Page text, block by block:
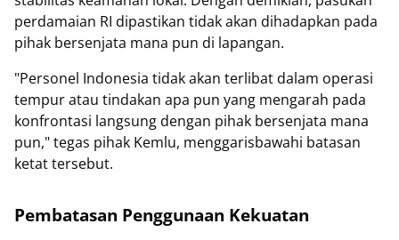
perdamaian RI dipastikan tidak akan dihadapkan pada
pihak bersenjata mana pun di lapangan.
"Personel Indonesia tidak akan terlibat dalam operasi
tempur atau tindakan apa pun yang mengarah pada
konfrontasi langsung dengan pihak bersenjata mana
pun," tegas pihak Kemlu, menggarisbawahi batasan
ketat tersebut.
Pembatasan Penggunaan Kekuatan